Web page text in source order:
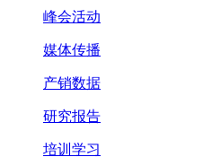
峰会活动
媒体传播
产销数据
研究报告
培训学习